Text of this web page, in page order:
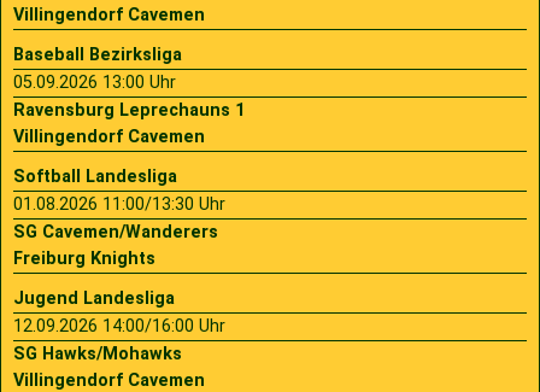
Villingendorf Cavemen
Baseball Bezirksliga
05.09.2026 13:00 Uhr
Ravensburg Leprechauns 1
Villingendorf Cavemen
Softball Landesliga
01.08.2026 11:00/13:30 Uhr
SG Cavemen/Wanderers
Freiburg Knights
Jugend Landesliga
12.09.2026 14:00/16:00 Uhr
SG Hawks/Mohawks
Villingendorf Cavemen